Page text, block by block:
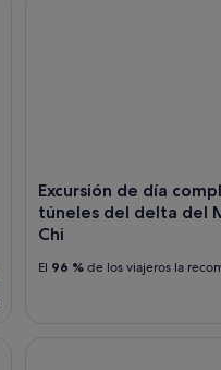
Excursión de día
túneles del delta del
Chi
El 96 % de los viajeros la